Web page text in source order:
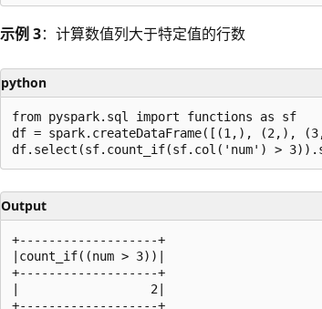
示例 3：计算数值列大于特定值的行数
python
from pyspark.sql import functions as sf
df = spark.createDataFrame([(1,), (2,),
Output
+-------------------+
|count_if((num > 3))|
+-------------------+
|                  2|